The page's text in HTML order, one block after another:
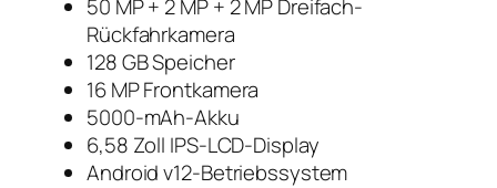
50 MP + 2 MP + 2 MP Dreifach-
Rückfahrkamera
128 GB Speicher
16 MP Frontkamera
5000-mAh-Akku
6,58 Zoll IPS-LCD-Display
Android v12-Betriebssystem